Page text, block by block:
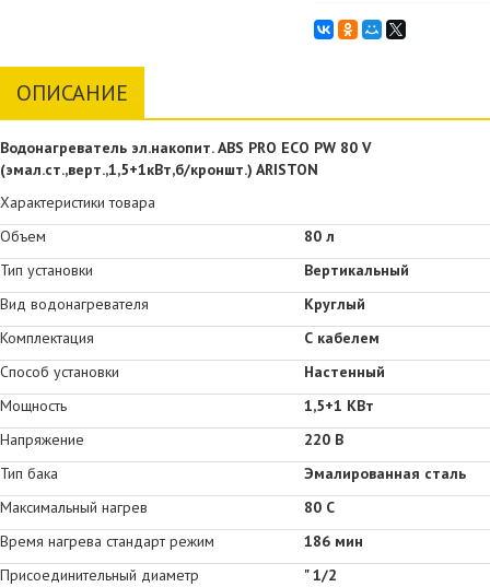
ОПИСАНИЕ
Водонагреватель эл.накопит. ABS PRO ECO PW 80 V
(эмал.ст.,верт.,1,5+1кВт,б/кроншт.) ARISTON
Характеристики товара
Объем
80 л
Тип установки
Вертикальный
Вид водонагревателя
Круглый
Комплектация
С кабелем
Способ установки
Настенный
Мощность
1,5+1 КВт
Напряжение
220 В
Тип бака
Эмалированная сталь
Максимальный нагрев
80 С
Время нагрева стандарт режим
186 мин
Присоединительный диаметр
" 1/2